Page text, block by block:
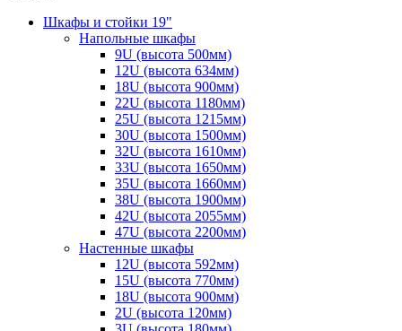
Шкафы и стойки 19"
Напольные шкафы
9U (высота 500мм)
12U (высота 634мм)
18U (высота 900мм)
22U (высота 1180мм)
25U (высота 1215мм)
30U (высота 1500мм)
32U (высота 1610мм)
33U (высота 1650мм)
35U (высота 1660мм)
38U (высота 1900мм)
42U (высота 2055мм)
47U (высота 2200мм)
Настенные шкафы
12U (высота 592мм)
15U (высота 770мм)
18U (высота 900мм)
2U (высота 120мм)